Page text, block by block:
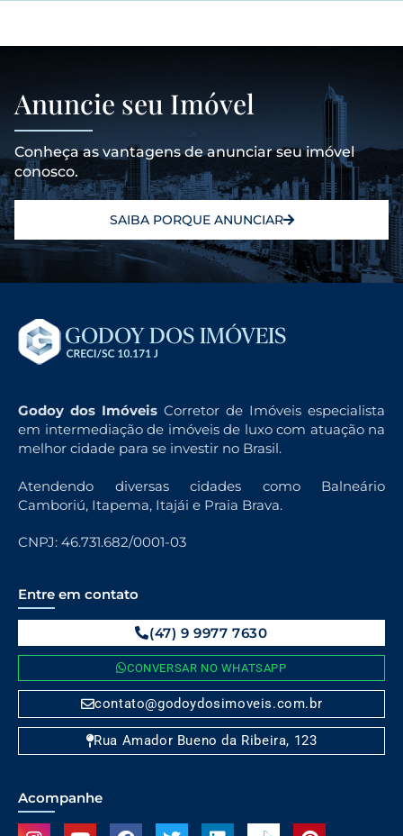
Anuncie seu Imóvel
Conheça as vantagens de anunciar seu imóvel
conosco.
SAIBA PORQUE ANUNCIAR
Godoy dos Imóveis Corretor de Imóveis especialista
em intermediação de imóveis de luxo com atuação na
melhor cidade para se investir no Brasil.
Atendendo diversas cidades como Balneário
Camboriú, Itapema, Itajái e Praia Brava.
CNPJ: 46.731.682/0001-03
Entre em contato
(47) 9 9977 7630
CONVERSAR NO WHATSAPP
contato@godoydosimoveis.com.br
Rua Amador Bueno da Ribeira, 123
Acompanhe